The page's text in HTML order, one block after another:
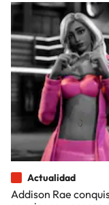
Actualidad
Addison Rae